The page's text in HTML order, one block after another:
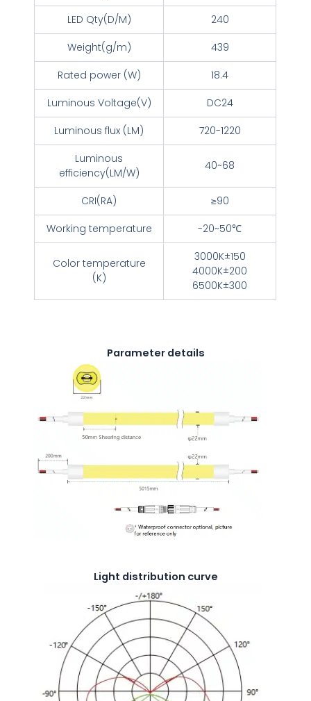
LED Qty(D/M)
240
Weight(g/m)
439
Rated power (W)
18.4
Luminous Voltage(V)
DC24
Luminous flux (LM)
720-1220
Luminous
efficiency(LM/W)
40~68
CRI(RA)
≥90
Working temperature
-20~50℃
Color temperature
(K)
3000K±150
4000K±200
6500K±300
Parameter details
Light distribution curve